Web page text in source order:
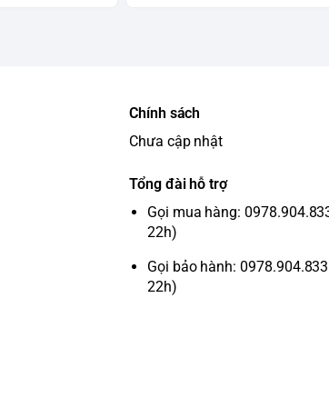
quạt đảo nhiệt hơi lạnh sâu và
Nhiệt độ làm lạnh của tủ là
rất êm ái và bền bỉ, tuổi thọ
mà không tốn nhiều sức.
Chính sách
Chưa cập nhật
Tổng đài hỗ trợ
Gọi mua hàng:
22h)
Gọi bảo hành:
22h)